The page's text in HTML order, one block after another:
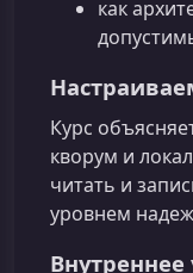
как
Курс
кворум и
читать и
уровнем
Внутреннее